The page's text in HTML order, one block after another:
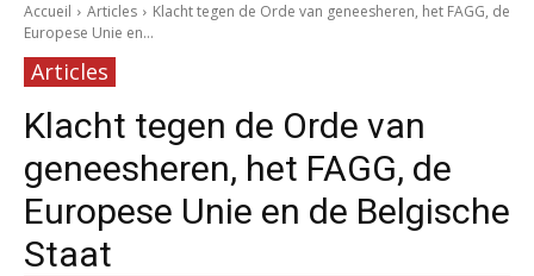
Accueil Articles
Klacht tegen de Orde van geneesheren, het FAGG, de
Europese Unie en...
Articles
Klacht tegen de Orde van
geneesheren, het FAGG, de
Europese Unie en de Belgische
Staat